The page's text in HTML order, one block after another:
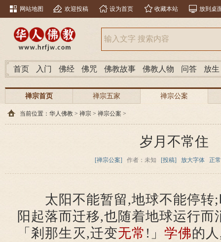
网站地图 欢迎投稿 设为首页 收藏本站 放到桌
首页 入门 佛经 佛咒 佛教故事 佛教人物 问答 放生
禅宗首页 禅宗五家 禅宗公案
当前位置： 华人佛教 > 禅宗 > 禅宗公案 >
岁月不常住
[禅宗公案] 作者：未知 [投稿] 放大字体 正常
太阳不能暂留,地球不能停转;
阳起落而迁移,也随着地球运行而
「剎那生灭,迁变无常 !」 学佛的